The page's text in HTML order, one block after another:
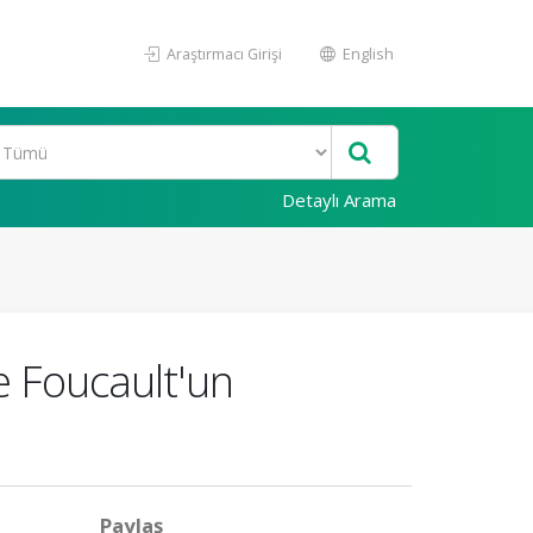
Araştırmacı Girişi English
Detaylı Arama
Foucault'un
Paylaş